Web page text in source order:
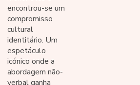
encontrou-se um
compromisso
cultural
identitário. Um
espetáculo
icónico onde a
abordagem não-
verbal ganha